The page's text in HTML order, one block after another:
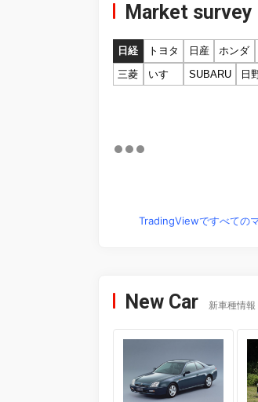
Market survey
日経 トヨタ 日産 ホンダ
三菱
いすゞ SUBARU 日
TradingViewですべての
New Car 新車種情報